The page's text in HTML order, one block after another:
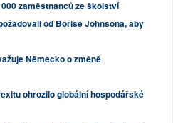
zaměstnanců ze školství
od Borise Johnsona, aby
Německo o změně
ohrozilo globální hospodářské